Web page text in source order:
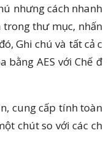
nhưng cách nhanh
thư mục, nhấn
Ghi chú và tất cả c
bằng AES với Chế đ
cung cấp tính toàn
chút so với các ch